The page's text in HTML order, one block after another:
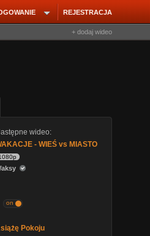
REJESTRACJA
+ dodaj wideo
wideo:
- WIEŚ vs MIASTO
on
Pokoju